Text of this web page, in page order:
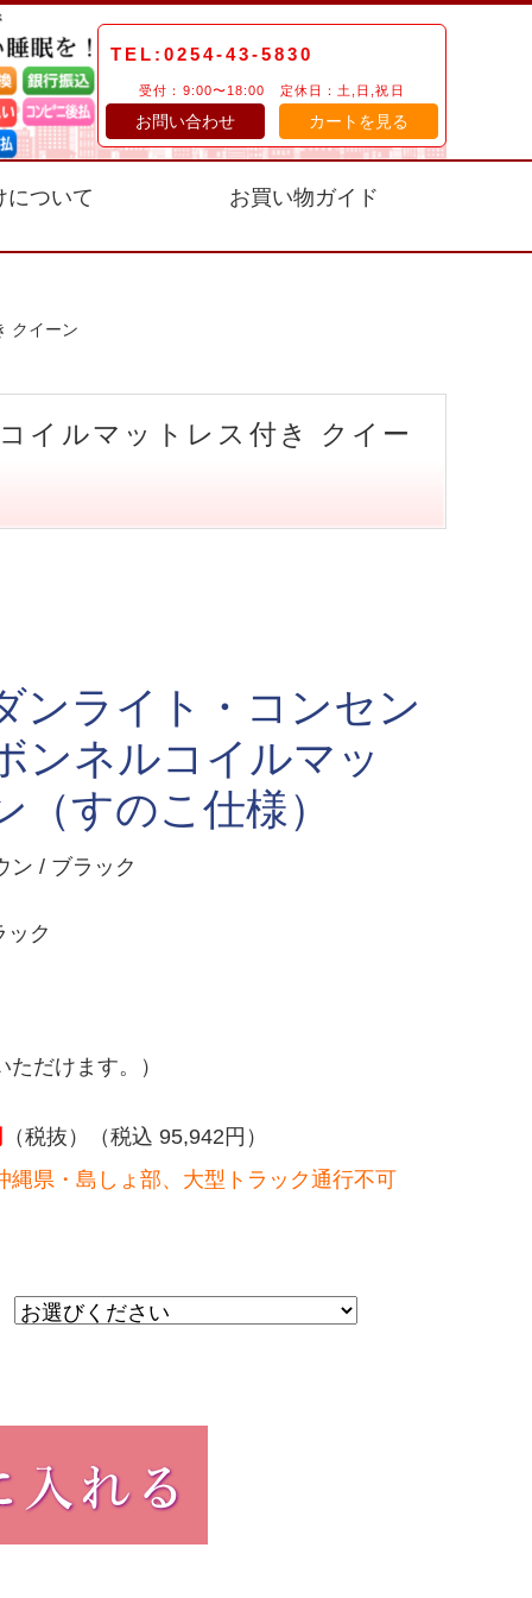
TEL:0254-43-5830
受付：9:00〜18:00 定休日：土,日,祝日
お問い合わせ カートを見る
について お買い物ガイド
クイーン
イルマットレス付き クイー
ンライト・コンセン
ンネルコイルマッ
（すのこ仕様）
ン / ブラック
ク
だけます。）
（税抜）（税込 95,942円）
縄県・島しょ部、大型トラック通行不可